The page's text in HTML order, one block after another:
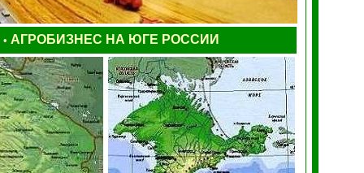
• АГРОБИЗНЕС НА ЮГЕ РОССИИ